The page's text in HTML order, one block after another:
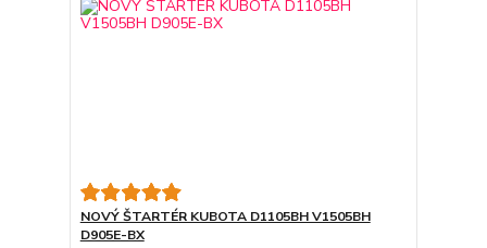
NOVÝ ŠTARTÉR KUBOTA D1105BH V1505BH
D905E-BX